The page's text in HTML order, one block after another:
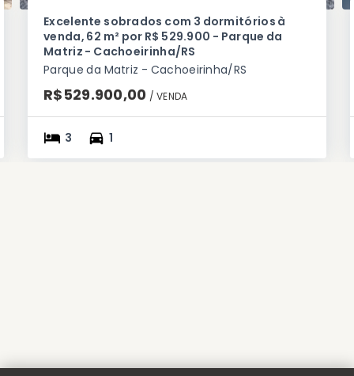
Excelente sobrados com 3 dormitórios à
venda, 62 m² por R$ 529.900 - Parque da
Matriz - Cachoeirinha/RS
Parque da Matriz - Cachoeirinha/RS
R$529.900,00 / VENDA
3 1